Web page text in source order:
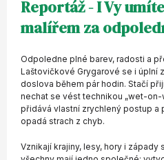
Reportáž - I Vy
malířem za
Odpoledne plné barev, radosti a
Laštovičkové Grygarové se i úplní
doslova během pár hodin. Stačí
nechat se vést technikou „wet-on-
přidává vlastní zrychlený postup
opadá strach z chyb.
Vznikají krajiny, lesy, hory i západy